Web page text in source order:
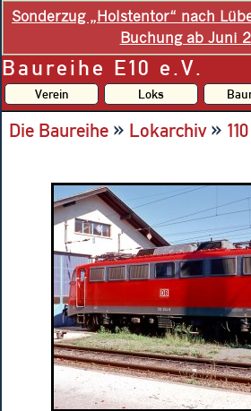
Sonderzug „Holstentor“ nach
Buchung ab Juni
Baureihe E10 e.V.
Verein Loks
Die Baureihe » Lokarchiv»